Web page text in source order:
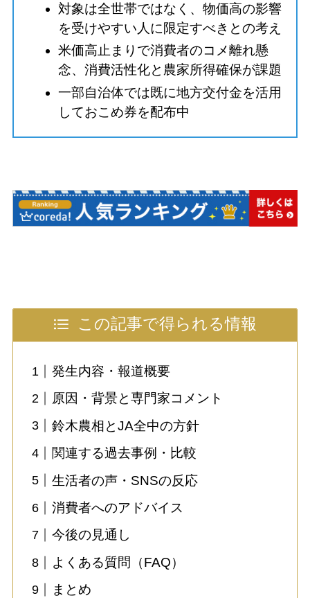
対象は全世帯ではなく、物価高の影響
を受けやすい人に限定すべきとの考え
米価高止まりで消費者のコメ離れ懸
念、消費活性化と農家所得確保が課題
一部自治体では既に地方交付金を活用
しておこめ券を配布中
この記事で得られる情報
発生内容・報道概要
原因・背景と専門家コメント
鈴木農相とJA全中の方針
関連する過去事例・比較
生活者の声・SNSの反応
消費者へのアドバイス
今後の見通し
よくある質問（FAQ）
まとめ